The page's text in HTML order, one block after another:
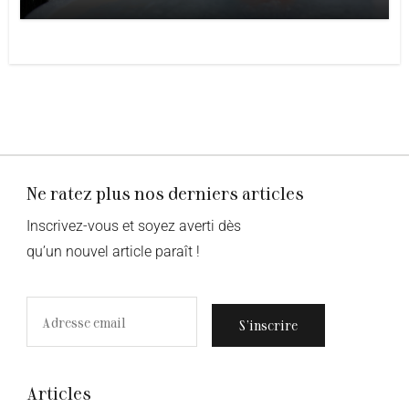
Ne ratez plus nos derniers articles
Inscrivez-vous et soyez averti dès
qu’un nouvel article paraît !
S’inscrire
Articles